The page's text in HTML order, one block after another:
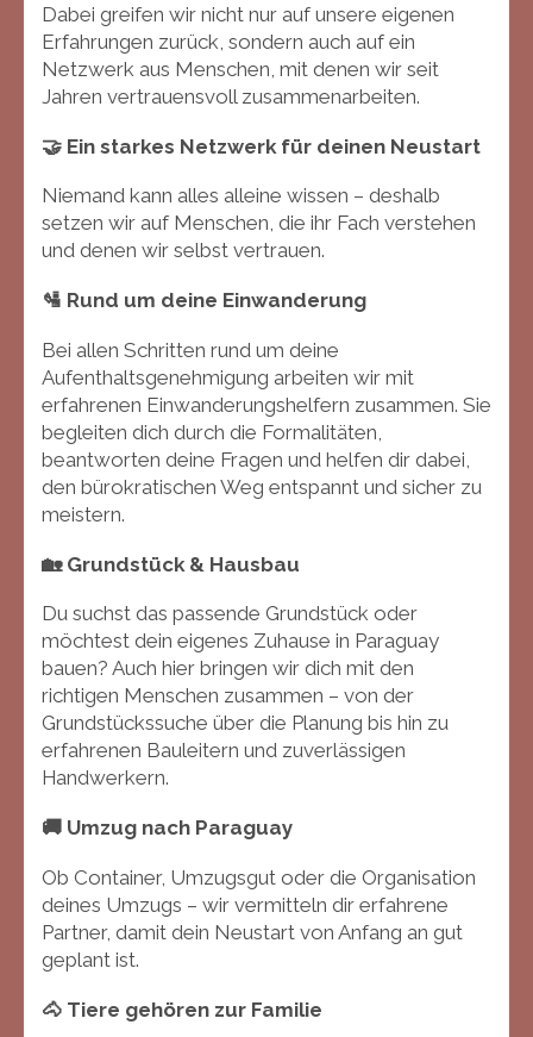
Dabei greifen wir nicht nur auf unsere eigenen
Erfahrungen zurück, sondern auch auf ein
Netzwerk aus Menschen, mit denen wir seit
Jahren vertrauensvoll zusammenarbeiten.
🤝 Ein starkes Netzwerk für deinen Neustart
Niemand kann alles alleine wissen – deshalb
setzen wir auf Menschen, die ihr Fach verstehen
und denen wir selbst vertrauen.
🛂 Rund um deine Einwanderung
Bei allen Schritten rund um deine
Aufenthaltsgenehmigung arbeiten wir mit
erfahrenen Einwanderungshelfern zusammen. Sie
begleiten dich durch die Formalitäten,
beantworten deine Fragen und helfen dir dabei,
den bürokratischen Weg entspannt und sicher zu
meistern.
🏡 Grundstück & Hausbau
Du suchst das passende Grundstück oder
möchtest dein eigenes Zuhause in Paraguay
bauen? Auch hier bringen wir dich mit den
richtigen Menschen zusammen – von der
Grundstückssuche über die Planung bis hin zu
erfahrenen Bauleitern und zuverlässigen
Handwerkern.
🚚 Umzug nach Paraguay
Ob Container, Umzugsgut oder die Organisation
deines Umzugs – wir vermitteln dir erfahrene
Partner, damit dein Neustart von Anfang an gut
geplant ist.
🐴 Tiere gehören zur Familie